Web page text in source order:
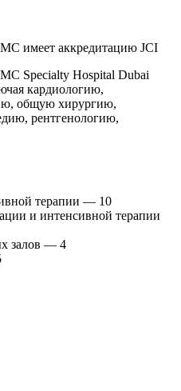
имеет аккредитацию JCI
Specialty Hospital Dubai
кардиологию,
общую хирургию,
рентгенологию,
терапии — 10
и интенсивной терапии
залов — 4